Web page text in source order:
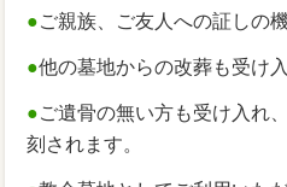
●ご親族、ご友人への証しの
●他の墓地からの改葬も受け入
●ご遺骨の無い方も受け入れ
刻されます。